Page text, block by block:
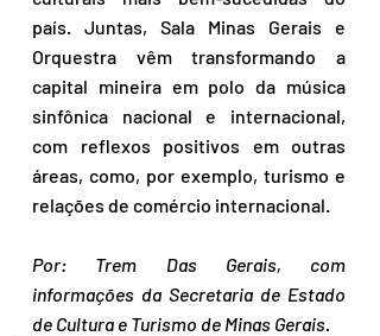
país. Juntas, Sala Minas Gerais e
Orquestra vêm transformando a
capital mineira em polo da música
sinfônica nacional e internacional,
com reflexos positivos em outras
áreas, como, por exemplo, turismo e
relações de comércio internacional.
Por: Trem Das Gerais, com
informações da Secretaria de Estado
de Cultura e Turismo de Minas Gerais.